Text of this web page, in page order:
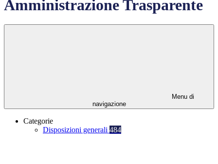
Amministrazione Trasparente
Menu di
navigazione
Categorie
Disposizioni generali 484